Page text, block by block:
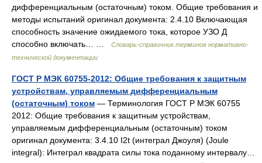
дифференциальным (остаточным) током. Общие требования и
методы испытаний оригинал документа: 2.4.10 Включающая
способность значение ожидаемого тока, которое УЗО Д
способно включать… …
Словарь-справочник терминов нормативно-
технической документации
ГОСТ Р МЭК 60755-2012: Общие требования к защитным
устройствам, управляемым дифференциальным
(остаточным) током — Терминология ГОСТ Р МЭК 60755
2012: Общие требования к защитным устройствам,
управляемым дифференциальным (остаточным) током
оригинал документа: 3.4.10 I2t (интеграл Джоуля) (Joule
integral): Интеграл квадрата силы тока поданному интервалу…